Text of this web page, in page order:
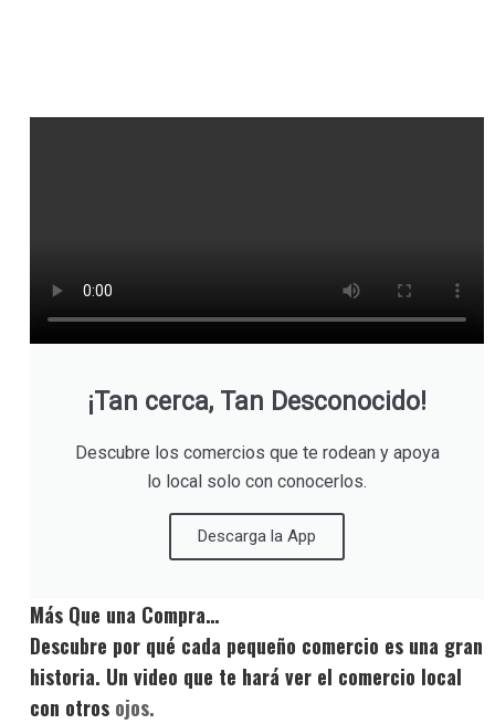
¡Tan cerca, Tan Desconocido!
Descubre los comercios que te rodean y apoya
lo local solo con conocerlos.
Descarga la App
Más Que una Compra…
Descubre por qué cada pequeño comercio es una gran
historia. Un video que te hará ver el comercio local
con otros ojos.